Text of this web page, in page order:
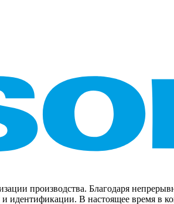
производства. Благодаря
В настоящее время в